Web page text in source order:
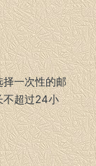
一次性的邮
不超过24小